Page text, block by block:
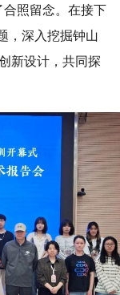
合照留念。在接下
，深入挖掘钟山
新设计，共同探